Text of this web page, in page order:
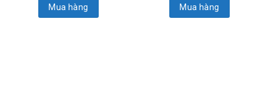
Mua hàng Mua hàng